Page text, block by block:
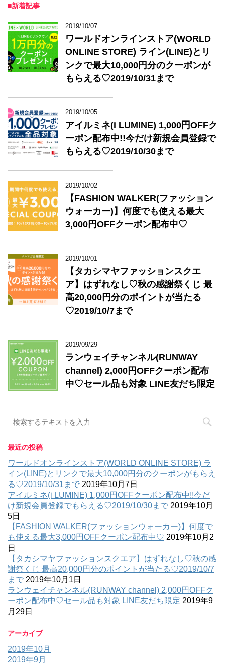
■新着記事
2019/10/07
ワールドオンラインストア(WORLD
ONLINE STORE) ライン(LINE)とリ
ンクで最大10,000円分のクーポンが
もらえる♡2019/10/31まで
2019/10/05
アイルミネ(i LUMINE) 1,000円OFFク
ーポン配布中!!今だけ新規会員登録で
もらえる♡2019/10/30まで
2019/10/02
【FASHION WALKER(ファッション
ウォーカー)】何度でも使える最大
3,000円OFFクーポン配布中♡
2019/10/01
【タカシマヤファッションスクエ
ア】はずれなし♡秋の感謝祭くじ 最
高20,000円分のポイントが当たる
♡2019/10/7まで
2019/09/29
ランウェイチャンネル(RUNWAY
channel) 2,000円OFFクーポン配布
中♡セール品も対象 LINE友だち限定
最近の投稿
ワールドオンラインストア(WORLD ONLINE STORE) ラ
イン(LINE)とリンクで最大10,000円分のクーポンがもらえ
る♡2019/10/31まで 2019年10月7日
アイルミネ(i LUMINE) 1,000円OFFクーポン配布中!!今だ
け新規会員登録でもらえる♡2019/10/30まで 2019年10月
5日
【FASHION WALKER(ファッションウォーカー)】何度で
も使える最大3,000円OFFクーポン配布中♡ 2019年10月2
日
【タカシマヤファッションスクエア】はずれなし♡秋の感
謝祭くじ 最高20,000円分のポイントが当たる♡2019/10/7
まで 2019年10月1日
ランウェイチャンネル(RUNWAY channel) 2,000円OFFク
ーポン配布中♡セール品も対象 LINE友だち限定 2019年9
月29日
アーカイブ
2019年10月
2019年9月